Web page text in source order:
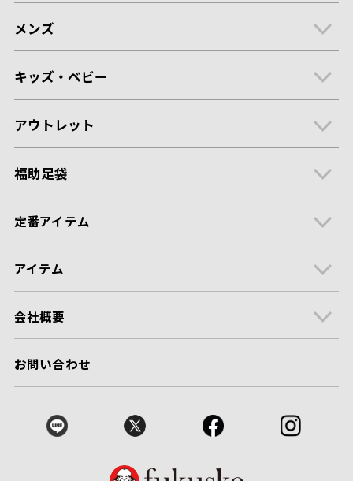
メンズ
キッズ・ベビー
アウトレット
福助足袋
定番アイテム
アイテム
会社概要
お問い合わせ